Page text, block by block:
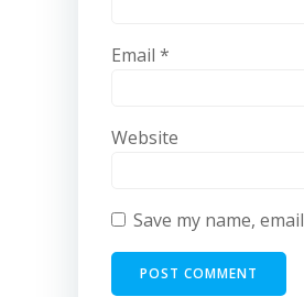
Email *
Website
Save my name,